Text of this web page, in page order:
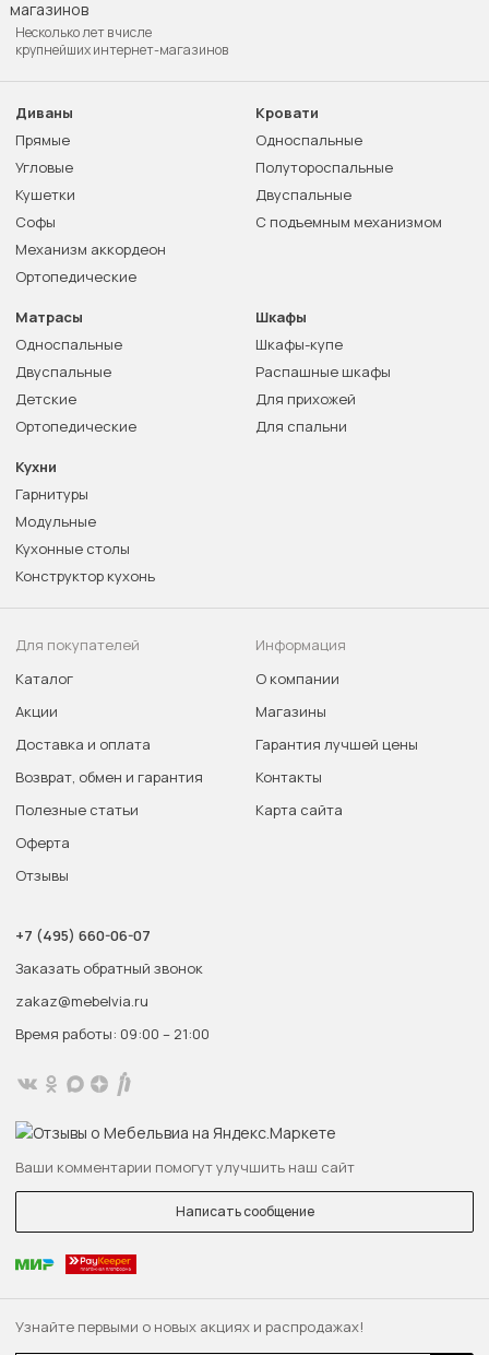
Узнайте первыми о новых акциях и распродажах!
Несколько лет в числе
крупнейших интернет-магазинов
Диваны
Прямые
Угловые
Кушетки
Софы
Механизм аккордеон
Ортопедические
Кровати
Односпальные
Полутороспальные
Двуспальные
С подъемным механизмом
Матрасы
Односпальные
Двуспальные
Детские
Ортопедические
Шкафы
Шкафы-купе
Распашные шкафы
Для прихожей
Для спальни
Кухни
Гарнитуры
Модульные
Кухонные столы
Конструктор кухонь
Для покупателей
Каталог
Акции
Доставка и оплата
Возврат, обмен и гарантия
Полезные статьи
Оферта
Отзывы
Информация
О компании
Магазины
Гарантия лучшей цены
Контакты
Карта сайта
+7 (495) 660-06-07
Заказать обратный звонок
zakaz@mebelvia.ru
Время работы: 09:00 – 21:00
Ваши комментарии помогут улучшить наш сайт
Написать сообщение